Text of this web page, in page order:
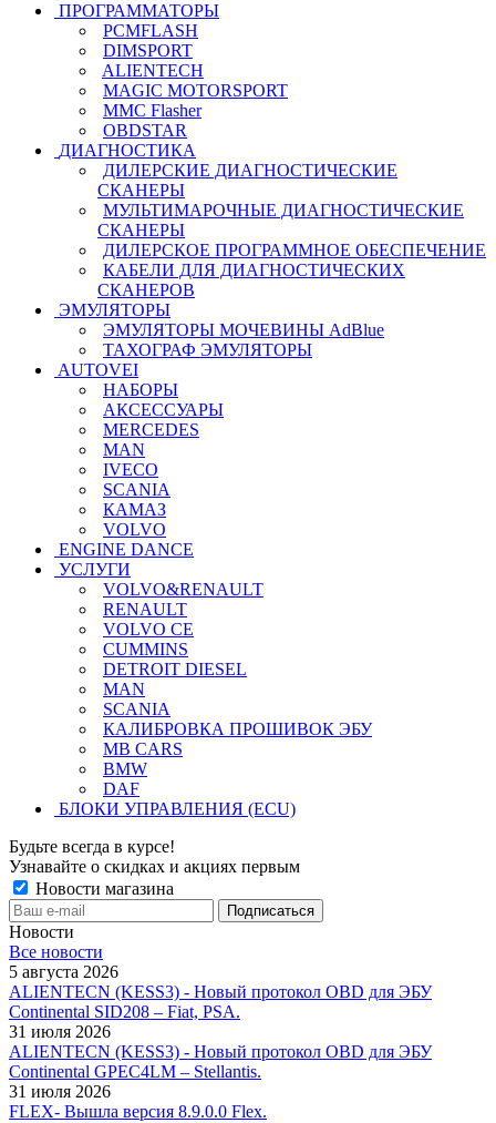
ПРОГРАММАТОРЫ
PCMFLASH
DIMSPORT
ALIENTECH
MAGIC MOTORSPORT
MMC Flasher
OBDSTAR
ДИАГНОСТИКА
ДИЛЕРСКИЕ ДИАГНОСТИЧЕСКИЕ
СКАНЕРЫ
МУЛЬТИМАРОЧНЫЕ ДИАГНОСТИЧЕСКИЕ
СКАНЕРЫ
ДИЛЕРСКОЕ ПРОГРАММНОЕ ОБЕСПЕЧЕНИЕ
КАБЕЛИ ДЛЯ ДИАГНОСТИЧЕСКИХ
СКАНЕРОВ
ЭМУЛЯТОРЫ
ЭМУЛЯТОРЫ МОЧЕВИНЫ АdBlue
ТАХОГРАФ ЭМУЛЯТОРЫ
AUTOVEI
НАБОРЫ
АКСЕССУАРЫ
MERCEDES
MAN
IVECO
SCANIA
КАМАЗ
VOLVO
ENGINE DANCE
УСЛУГИ
VOLVO&RENAULT
RENAULT
VOLVO CE
CUMMINS
DETROIT DIESEL
MAN
SCANIA
КАЛИБРОВКА ПРОШИВОК ЭБУ
MB CARS
BMW
DAF
БЛОКИ УПРАВЛЕНИЯ (ECU)
Будьте всегда в курсе!
Узнавайте о скидках и акциях первым
Новости магазина
Новости
Все новости
5 августа 2026
ALIENTECN (KESS3) - Новый протокол OBD для ЭБУ
Continental SID208 – Fiat, PSA.
31 июля 2026
ALIENTECN (KESS3) - Новый протокол OBD для ЭБУ
Continental GPEC4LM – Stellantis.
31 июля 2026
FLEX- Вышла версия 8.9.0.0 Flex.